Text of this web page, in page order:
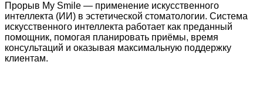
Прорыв My Smile — применение искусственного
интеллекта (ИИ) в эстетической стоматологии. Система
искусственного интеллекта работает как преданный
помощник, помогая планировать приёмы, время
консультаций и оказывая максимальную поддержку
клиентам.